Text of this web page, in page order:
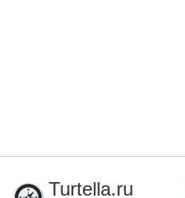
Turtella.ru